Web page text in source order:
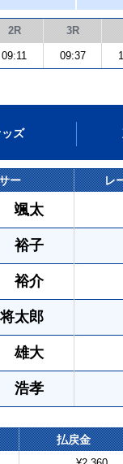
2R 3R
09:11 09:37
ズ
ー レ
太
子
介
太郎
大
孝
払戻金